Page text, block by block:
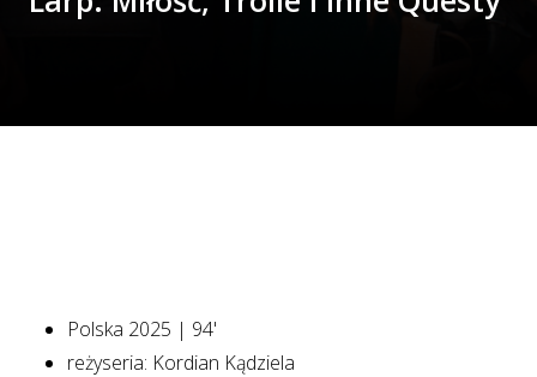
Polska 2025 | 94'
reżyseria: Kordian Kądziela